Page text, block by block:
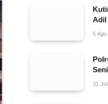
Adil
5
31